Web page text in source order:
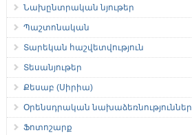
Նախընտրական նյութեր
Պաշտոնական
Տարեկան հաշվետվություն
Տեսանյութեր
Քեսաբ (Սիրիա)
Օրենսդրական նախաձեռնություններ
Ֆոտոշարք